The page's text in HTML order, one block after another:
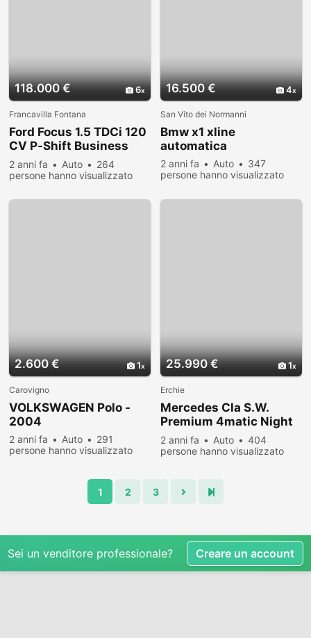
118.000 € 6
Francavilla Fontana
Ford Focus 1.5 TDCi 120
CV P-Shift Business
my'18
2 anni fa Auto
264
persone hanno visualizzato
16.500 € 4
San Vito dei Normanni
Bmw x1 xline
automatica
2 anni fa Auto
347
persone hanno visualizzato
2.600 € 1
Carovigno
VOLKSWAGEN Polo -
2004
2 anni fa Auto
291
persone hanno visualizzato
25.990 € 1
Erchie
Mercedes Cla S.W.
Premium 4matic Night
Edition Tet
2 anni fa Auto
404
persone hanno visualizzato
1 2 3
Sei un venditore professionale? Creare un account